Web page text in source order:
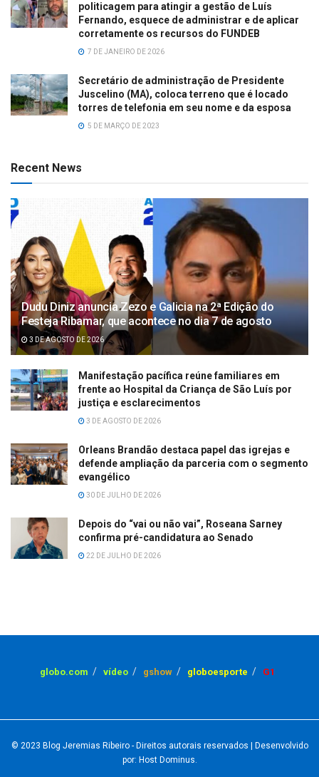
politicagem para atingir a gestão de Luís
Fernando, esquece de administrar e de aplicar
corretamente os recursos do FUNDEB
7 DE JANEIRO DE 2026
Secretário de administração de Presidente
Juscelino (MA), coloca terreno que é locado
torres de telefonia em seu nome e da esposa
5 DE MARÇO DE 2023
Recent News
Dudu Diniz anuncia Zezo e Galicia na 2ª Edição do
Festeja Ribamar, que acontece no dia 7 de agosto
3 DE AGOSTO DE 2026
Manifestação pacífica reúne familiares em
frente ao Hospital da Criança de São Luís por
justiça e esclarecimentos
3 DE AGOSTO DE 2026
Orleans Brandão destaca papel das igrejas e
defende ampliação da parceria com o segmento
evangélico
30 DE JULHO DE 2026
Depois do “vai ou não vai”, Roseana Sarney
confirma pré-candidatura ao Senado
22 DE JULHO DE 2026
globo.com vídeo gshow globoesporte G1
© 2023 Blog Jeremias Ribeiro- Direitos autorais reservados | Desenvolvido
por: Host Dominus.